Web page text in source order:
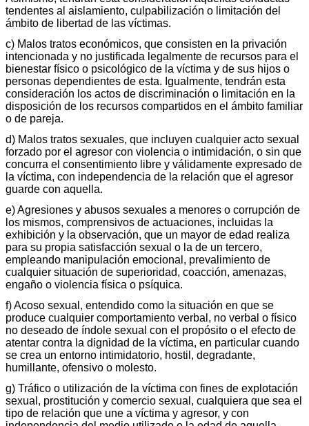
tendentes al aislamiento, culpabilización o limitación del
ámbito de libertad de las víctimas.
c) Malos tratos económicos, que consisten en la privación
intencionada y no justificada legalmente de recursos para el
bienestar físico o psicológico de la víctima y de sus hijos o
personas dependientes de esta. Igualmente, tendrán esta
consideración los actos de discriminación o limitación en la
disposición de los recursos compartidos en el ámbito familiar
o de pareja.
d) Malos tratos sexuales, que incluyen cualquier acto sexual
forzado por el agresor con violencia o intimidación, o sin que
concurra el consentimiento libre y válidamente expresado de
la víctima, con independencia de la relación que el agresor
guarde con aquella.
e) Agresiones y abusos sexuales a menores o corrupción de
los mismos, comprensivos de actuaciones, incluidas la
exhibición y la observación, que un mayor de edad realiza
para su propia satisfacción sexual o la de un tercero,
empleando manipulación emocional, prevalimiento de
cualquier situación de superioridad, coacción, amenazas,
engaño o violencia física o psíquica.
f) Acoso sexual, entendido como la situación en que se
produce cualquier comportamiento verbal, no verbal o físico
no deseado de índole sexual con el propósito o el efecto de
atentar contra la dignidad de la víctima, en particular cuando
se crea un entorno intimidatorio, hostil, degradante,
humillante, ofensivo o molesto.
g) Tráfico o utilización de la víctima con fines de explotación
sexual, prostitución y comercio sexual, cualquiera que sea el
tipo de relación que une a víctima y agresor, y con